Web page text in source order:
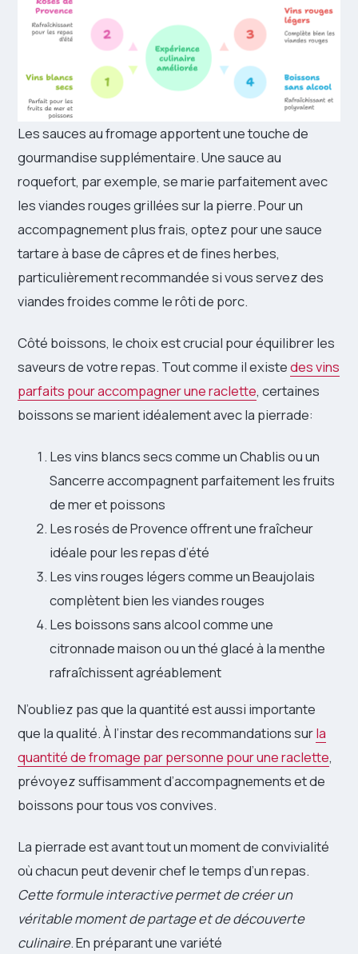
Les sauces au fromage apportent une touche de
gourmandise supplémentaire. Une sauce au
roquefort, par exemple, se marie parfaitement avec
les viandes rouges grillées sur la pierre. Pour un
accompagnement plus frais, optez pour une sauce
tartare à base de câpres et de fines herbes,
particulièrement recommandée si vous servez des
viandes froides comme le rôti de porc.
Côté boissons, le choix est crucial pour équilibrer les
saveurs de votre repas. Tout comme il existedes vins
parfaits pour accompagner une raclette, certaines
boissons se marient idéalement avec la pierrade:
Les vins blancs secs comme un Chablis ou un
Sancerre accompagnent parfaitement les fruits
de mer et poissons
Les rosés de Provence offrent une fraîcheur
idéale pour les repas d’été
Les vins rouges légers comme un Beaujolais
complètent bien les viandes rouges
Les boissons sans alcool comme une
citronnade maison ou un thé glacé à la menthe
rafraîchissent agréablement
N’oubliez pas que la quantité est aussi importante
que la qualité. À l’instar des recommandations surla
quantité de fromage par personne pour une raclette,
prévoyez suffisamment d’accompagnements et de
boissons pour tous vos convives.
La pierrade est avant tout un moment de convivialité
où chacun peut devenir chef le temps d’un repas.
Cette formule interactive permet de créer un
véritable moment de partage et de découverte
culinaire. En préparant une variété